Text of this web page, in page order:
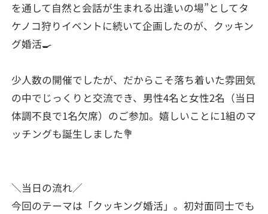
を通して自然と会話が生まれる出逢いの場”としてタ
ケノコ狩りイベントに続いて企画したのが、クッキン
グ婚活🍳
少人数の開催でしたが、だからこそ落ち着いた雰囲気
の中でじっくりと交流でき、男性4名と女性2名（当日
体調不良で1名欠席）のご参加。嬉しいことに1組のマ
ッチングも誕生しました💐
＼当日の流れ／
今回のテーマは「クッキング婚活」。初対面同士でも